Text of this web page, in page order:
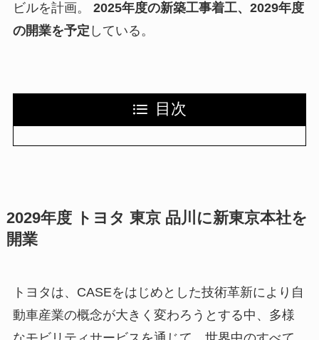
ビルを計画。 2025年度の新築工事着工、2029年度
の開業を予定 している。
目次
2029年度 トヨタ 東京 品川に新東京本社を
開業
トヨタは、CASEをはじめとした技術革新により自
動車産業の概念が大きく変わろうとする中、多様